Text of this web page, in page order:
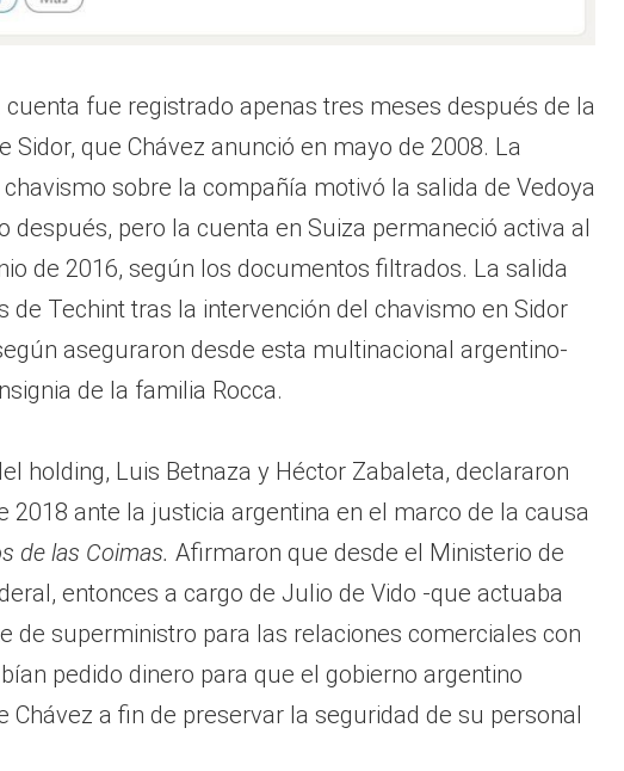
cuenta fue registrado apenas tres meses después de la
Sidor, que Chávez anunció en mayo de 2008. La
sobre la compañía motivó la salida de Vedoya
después, pero la cuenta en Suiza permaneció activa al
de 2016, según los documentos filtrados. La salida
de Techint tras la intervención del chavismo en Sidor
aseguraron desde esta multinacional argentino-
de la familia Rocca.
holding, Luis Betnaza y Héctor Zabaleta, declararon
2018 ante la justicia argentina en el marco de la causa
de las Coimas. Afirmaron que desde el Ministerio de
entonces a cargo de Julio de Vido -que actuaba
de superministro para las relaciones comerciales con
pedido dinero para que el gobierno argentino
Chávez a fin de preservar la seguridad de su personal